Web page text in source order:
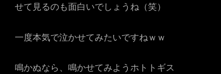
せて見るのも面白いでしょうね（笑）
一度本気で泣かせてみたいですねｗｗ
鳴かぬなら、鳴かせてみようホトトギス